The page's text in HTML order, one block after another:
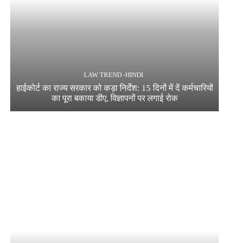
LAW TREND -HINDI
हाईकोर्ट का राज्य सरकार को कड़ा निर्देश: 15 दिनों में दें कर्मचारियों
का पूरा बकाया डीए, विज्ञापनों पर लगाई रोक